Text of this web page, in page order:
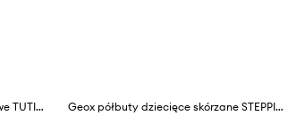
Geox półbuty dziecięce nubukowe TUTIM Geox półbuty dziecięce skórzane STEPPIEUP Barefoot